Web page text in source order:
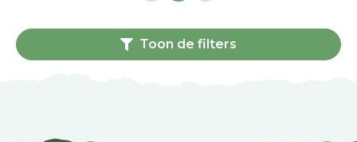
Toon de filters